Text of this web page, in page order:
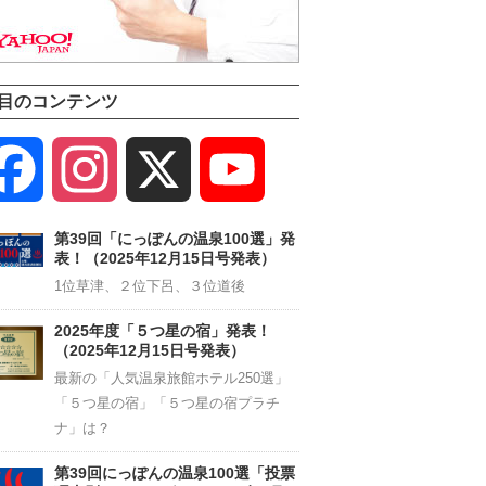
のコンテンツ
Facebook Instagram
Channel
第39回「にっぽんの温泉100選」発
表！（2025年12月15日号発表）
1位草津、２位下呂、３位道後
2025年度「５つ星の宿」発表！
（2025年12月15日号発表）
最新の「人気温泉旅館ホテル250選」
「５つ星の宿」「５つ星の宿プラチ
ナ」は？
第39回にっぽんの温泉100選「投票